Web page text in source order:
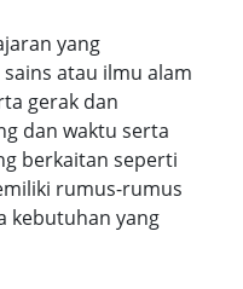
yang
atau ilmu alam
gerak dan
dan waktu serta
berkaitan seperti
rumus-rumus
kebutuhan yang